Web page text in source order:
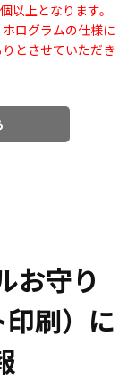
以上となります。
ログラムの仕様に
とさせていただき
お守り
印刷）に